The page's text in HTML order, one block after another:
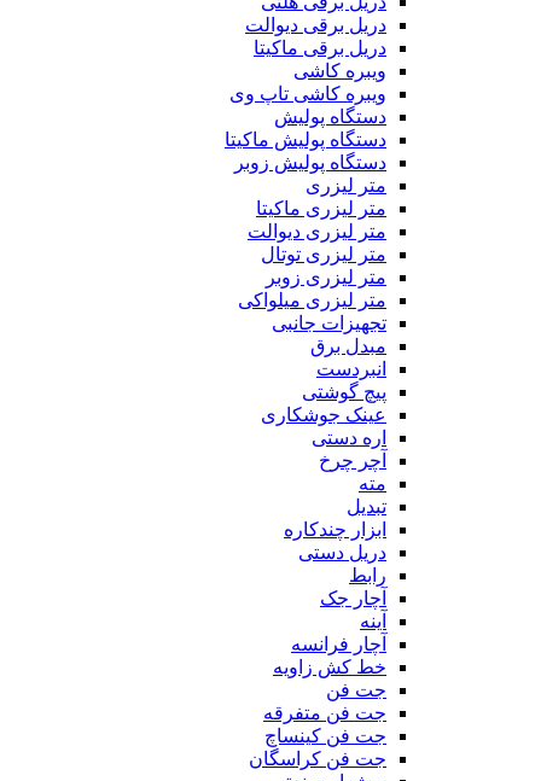
دریل برقی دیوالت
دریل برقی ماکیتا
ویبره کاشی
ویبره کاشی تاپ وی
دستگاه پولیش
دستگاه پولیش ماکیتا
دستگاه پولیش زوبر
متر لیزری
متر لیزری ماکیتا
متر لیزری دیوالت
متر لیزری توتال
متر لیزری زوبر
متر لیزری میلواکی
تجهیزات جانبی
مبدل برق
انبردست
پیچ گوشتی
عینک جوشکاری
اره دستی
آچر چرخ
مته
تبدیل
ابزار چندکاره
دریل دستی
رابط
آچار جک
آینه
آچار فرانسه
خط کش زاویه
جت فن
جت فن متفرقه
جت فن کینساچ
جت فن کراسگان